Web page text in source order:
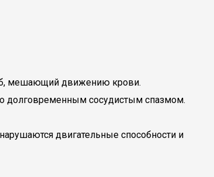
мешающий движению крови.
долговременным сосудистым спазмом.
двигательные способности и